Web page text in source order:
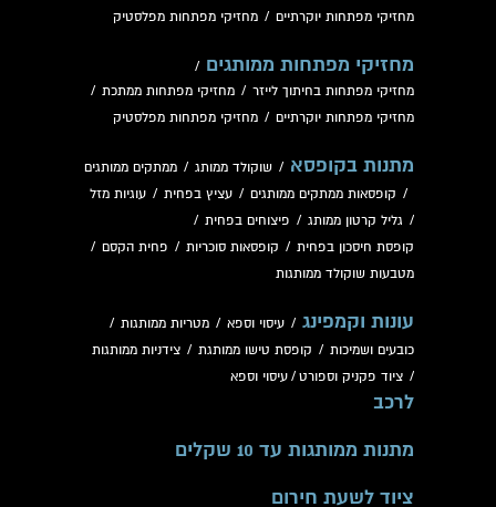
מחזיקי מפתחות יוקרתיים / מחזיקי מפתחות מפלסטיק
מחזיקי מפתחות ממותגים /
מחזיקי מפתחות בחיתוך לייזר / מחזיקי מפתחות ממתכת /
מחזיקי מפתחות יוקרתיים / מחזיקי מפתחות מפלסטיק
מתנות בקופסא / שוקולד ממותג / ממתקים ממותגים
/ קופסאות ממתקים ממותגים / עציץ בפחית / עוגיות מזל
/ גליל קרטון ממותג / פיצוחים בפחית /
קופסת חיסכון בפחית / קופסאות סוכריות / פחית הקסם /
מטבעות שוקולד ממותגות
עונות וקמפינג / עיסוי וספא / מטריות ממותגות /
כובעים ושמיכות / קופסת טישו ממותגת / צידניות ממותגות
/ ציוד פקניק וספורט / עיסוי וספא
לרכב
מתנות ממותגות עד 10 שקלים
ציוד לשעת חירום